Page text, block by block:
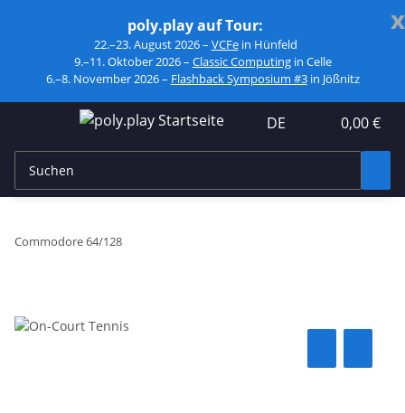
x
poly.play auf Tour:
22.–23. August 2026 – VCFein Hünfeld
9.–11. Oktober 2026 – Classic Computingin Celle
6.–8. November 2026 – Flashback Symposium #3in Jößnitz
DE 0,00 €
Commodore 64/128